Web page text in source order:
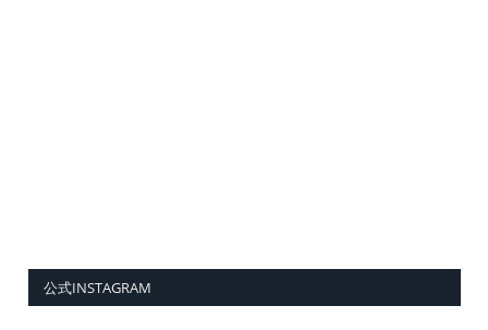
公式INSTAGRAM